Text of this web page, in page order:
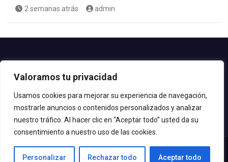
Valoramos tu privacidad
Usamos cookies para mejorar su experiencia de navegación,
mostrarle anuncios o contenidos personalizados y analizar
nuestro tráfico. Al hacer clic en “Aceptar todo” usted da su
consentimiento a nuestro uso de las cookies.
Personalizar Rechazar todo Aceptar todo
2 semanas atrás admin
Teléfono: 952.80.24.44
© 2020 Delegación de Deportes